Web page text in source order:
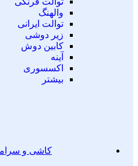
والهنگ
توالت ایرانی
زیر دوشی
کابین دوش
آینه
اکسسوری
بیشتر
کاشی و